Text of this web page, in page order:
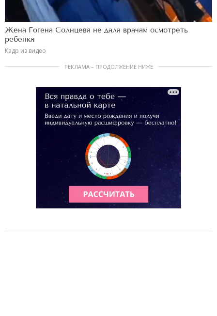
Жена Гогена Солнцева не дала врачам осмотреть
ребенка
Кадр из видео
РЕКЛАМА – ПРОДОЛЖЕНИЕ НИЖЕ